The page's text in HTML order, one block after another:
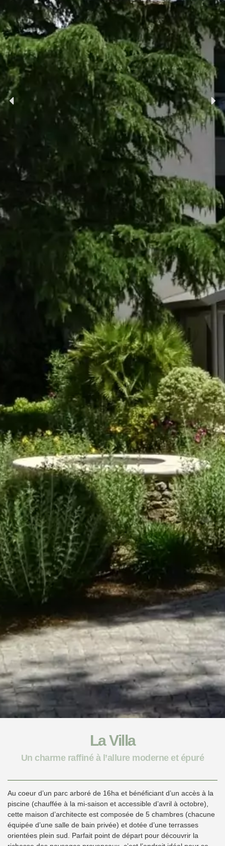
La Villa
Un charme raffiné à l’allure moderne et épuré
Au coeur d’un parc arboré de 16ha et bénéficiant d’un accès à la
piscine (chauffée à la mi-saison et accessible d’avril à octobre),
cette maison d’architecte est composée de 5 chambres (chacune
équipée d’une salle de bain privée) et dotée d’une terrasses
orientées plein sud. Parfait point de départ pour découvrir la